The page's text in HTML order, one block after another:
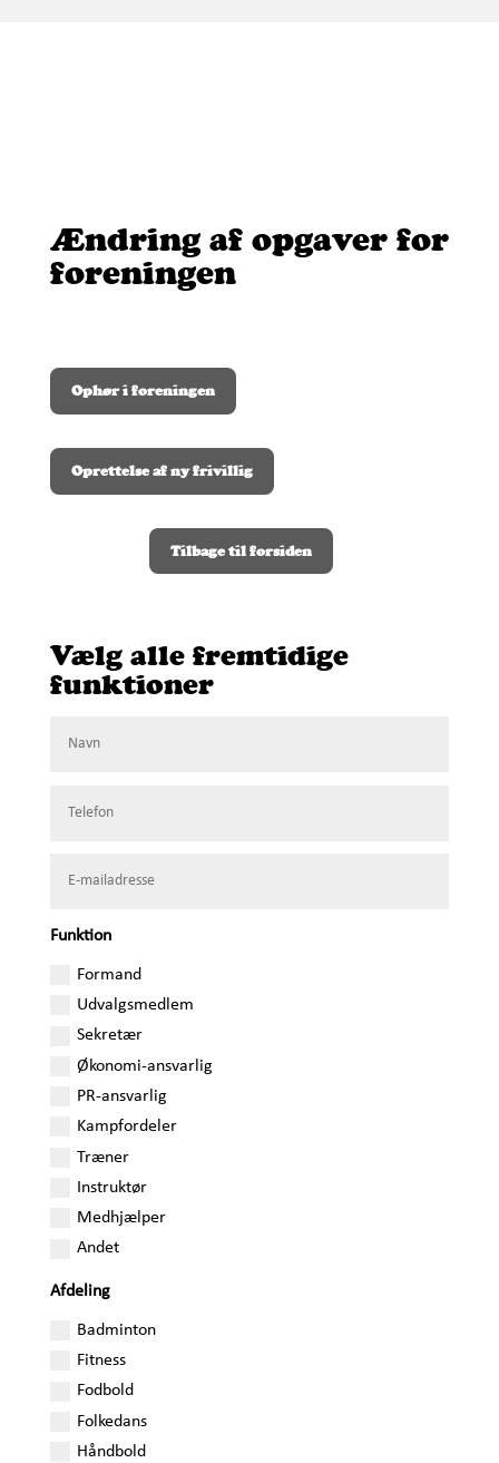
Ændring af opgaver for
foreningen
Ophør i foreningen
Oprettelse af ny frivillig
Tilbage til forsiden
Vælg alle fremtidige
funktioner
Funktion
Formand
Udvalgsmedlem
Sekretær
Økonomi-ansvarlig
PR-ansvarlig
Kampfordeler
Træner
Instruktør
Medhjælper
Andet
Afdeling
Badminton
Fitness
Fodbold
Folkedans
Håndbold